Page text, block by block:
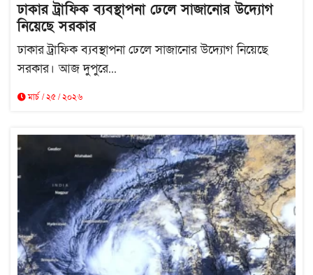
ঢাকার ট্রাফিক ব্যবস্থাপনা ঢেলে সাজানোর উদ্যোগ
নিয়েছে সরকার
ঢাকার ট্রাফিক ব্যবস্থাপনা ঢেলে সাজানোর উদ্যোগ নিয়েছে
সরকার। আজ দুপুরে...
মার্চ / ২৫ / ২০২৬